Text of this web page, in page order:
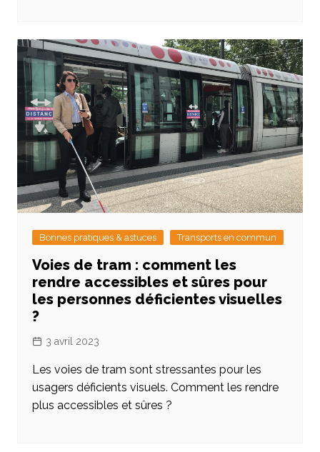
Bonnes pratiques & astuces Transports en commun
Voies de tram : comment les
rendre accessibles et sûres pour
les personnes déficientes visuelles
?
3 avril 2023
Les voies de tram sont stressantes pour les
usagers déficients visuels. Comment les rendre
plus accessibles et sûres ?